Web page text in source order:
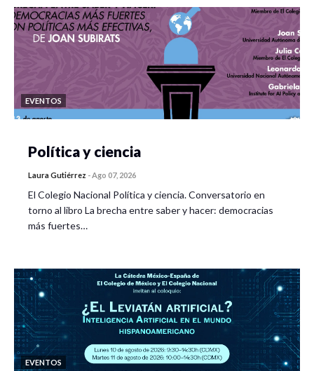
EVENTOS
Política y ciencia
Laura Gutiérrez -Ago 07, 2026
El Colegio Nacional Política y ciencia. Conversatorio en
torno al libro La brecha entre saber y hacer: democracias
más fuertes…
EVENTOS